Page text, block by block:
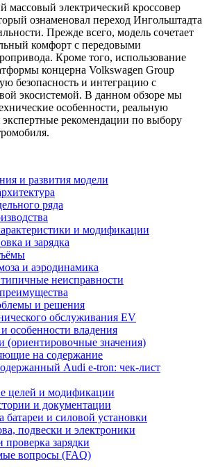
электрический кроссовер
ознаменовал переход Ингольштадта
Прежде всего, модель сочетает
комфорт с передовыми
Кроме того, использование
концерна Volkswagen Group
безопасность и интеграцию с
экосистемой. В данном обзоре мы
особенности, реальную
рекомендации по выбору
и развития модели
ряда
и модификации
и зарядка
и аэродинамика
неисправности
и решения
обслуживания EV
особенности владения
(ориентировочные значения)
на содержание
Audi e-tron: чек-лист
целей и модификации
и документации
батареи и силовой установки
подвески и электроники
проверка зарядки
вопросы (FAQ)